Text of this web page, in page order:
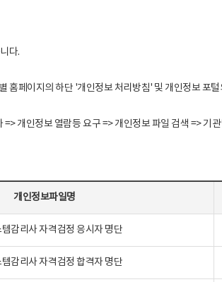
다.
홈페이지의 하단 '개인정보 처리방침' 및 개인정보 포털
개인정보 열람등 요구 => 개인정보 파일 검색 => 기
개인정보파일명
감리사 자격검정 응시자 명단
감리사 자격검정 합격자 명단